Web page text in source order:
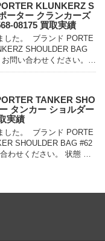
KLUNKERZ S
ーター クランカーズ
08175 買取実績
した。 ブランド PORTE
SHOULDER BAG
問い合わせください。
ャー […]
TANKER SHO
タンカー ショルダー
実績
した。 ブランド PORTE
SHOULDER BAG #62
わせください。 状態 未